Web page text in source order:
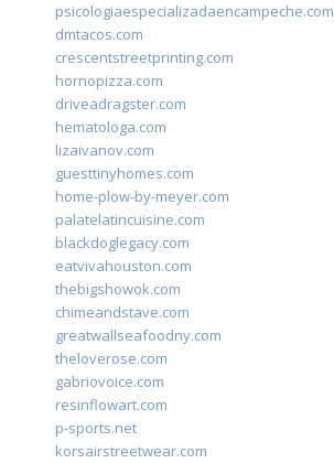
psicologiaespecializadaencampeche.com
dmtacos.com
crescentstreetprinting.com
hornopizza.com
driveadragster.com
hematologa.com
lizaivanov.com
guesttinyhomes.com
home-plow-by-meyer.com
palatelatincuisine.com
blackdoglegacy.com
eatvivahouston.com
thebigshowok.com
chimeandstave.com
greatwallseafoodny.com
theloverose.com
gabriovoice.com
resinflowart.com
p-sports.net
korsairstreetwear.com